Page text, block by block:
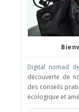
Digital nomad
découverte de
des conseils
écologique et